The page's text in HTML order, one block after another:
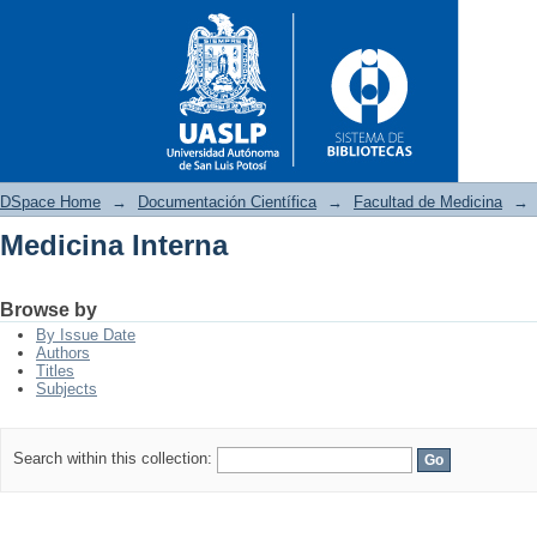
DSpace Home → Documentación Científica → Facultad de Medicina →
Medicina Interna
Browse by
By Issue Date
Authors
Titles
Subjects
Search within this collection: